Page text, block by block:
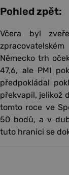
Pohled zpět:
Včera byl
Německo trh
47,6, ale PMI
předpokládal
překvapil, jelikož
tomto roce ve
50 bodů, a v
tuto hranici se